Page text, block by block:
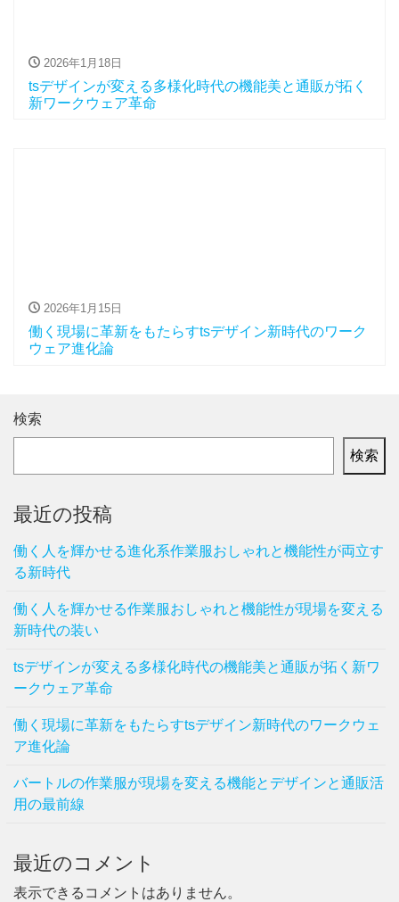
2026年1月18日
tsデザインが変える多様化時代の機能美と通販が拓く
新ワークウェア革命
2026年1月15日
働く現場に革新をもたらすtsデザイン新時代のワーク
ウェア進化論
検索
検索
最近の投稿
働く人を輝かせる進化系作業服おしゃれと機能性が両立す
る新時代
働く人を輝かせる作業服おしゃれと機能性が現場を変える
新時代の装い
tsデザインが変える多様化時代の機能美と通販が拓く新ワ
ークウェア革命
働く現場に革新をもたらすtsデザイン新時代のワークウェ
ア進化論
バートルの作業服が現場を変える機能とデザインと通販活
用の最前線
最近のコメント
表示できるコメントはありません。